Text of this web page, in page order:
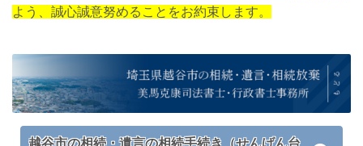
よう、誠心誠意努めることをお約束します。